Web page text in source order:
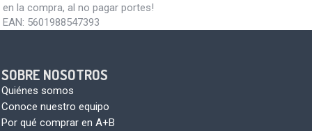
en la compra, al no pagar portes!
EAN: 5601988547393
SOBRE NOSOTROS
Quiénes somos
Conoce nuestro equipo
Por qué comprar en A+B